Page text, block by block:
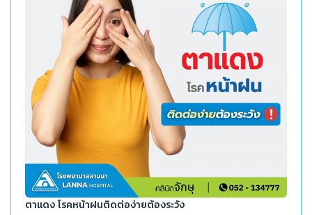
ตาแดง โรคหน้าฝนติดต่อง่ายต้องระวัง